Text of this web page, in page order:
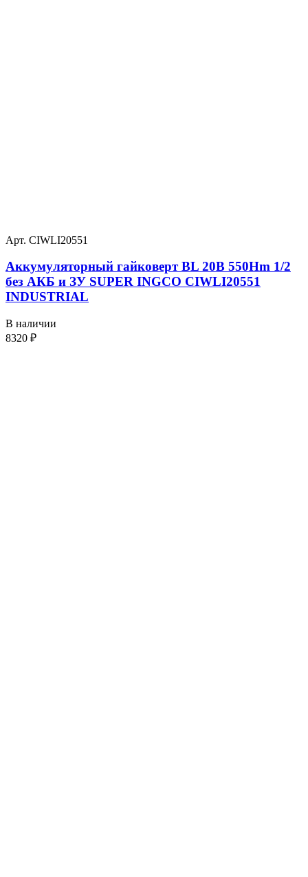
Арт. CIWLI20551
Аккумуляторный гайковерт BL 20В 550Hm 1/2
без АКБ и ЗУ SUPER INGCO CIWLI20551
INDUSTRIAL
В наличии
8320 ₽